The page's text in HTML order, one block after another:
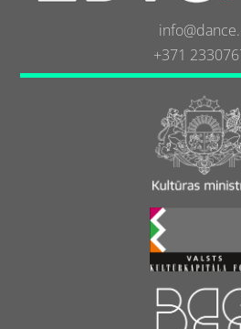
+371